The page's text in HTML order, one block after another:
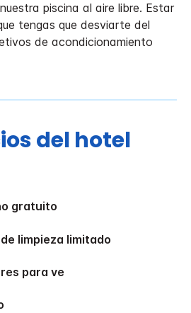
piscina al aire libre. Estar
tengas que desviarte del
de acondicionamiento
del hotel
gratuito
de limpieza limitado
para ve